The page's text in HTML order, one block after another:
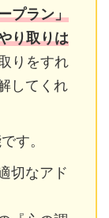
プラン」
り取りは
りをすれ
してくれ
す。
切なアド